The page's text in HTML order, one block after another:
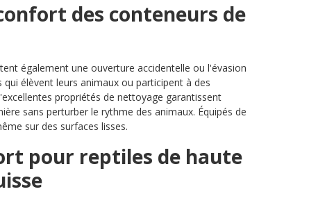
des conteneurs de
également une ouverture accidentelle ou l'évasion
élèvent leurs animaux ou participent à des
propriétés de nettoyage garantissent
sans perturber le rythme des animaux. Équipés de
sur des surfaces lisses.
pour reptiles de haute